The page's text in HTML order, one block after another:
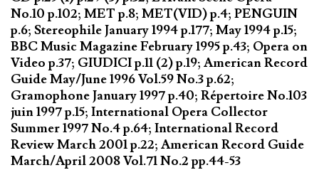
No.10 p.102; MET p.8; MET(VID) p.4; PENGUIN
p.6; Stereophile January 1994 p.177; May 1994 p.15;
BBC Music Magazine February 1995 p.43; Opera on
Video p.37; GIUDICI p.11 (2) p.19; American Record
Guide May/June 1996 Vol.59 No.3 p.62;
Gramophone January 1997 p.40; Répertoire No.103
juin 1997 p.15; International Opera Collector
Summer 1997 No.4 p.64; International Record
Review March 2001 p.22; American Record Guide
March/April 2008 Vol.71 No.2 pp.44-53